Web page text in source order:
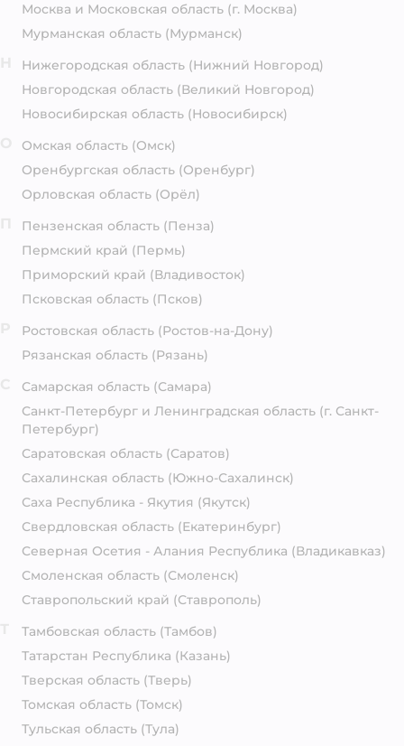
Москва и Московская область (г. Москва)
Мурманская область (Мурманск)
Нижегородская область (Нижний Новгород)
Новгородская область (Великий Новгород)
Новосибирская область (Новосибирск)
Омская область (Омск)
Оренбургская область (Оренбург)
Орловская область (Орёл)
Пензенская область (Пенза)
Пермский край (Пермь)
Приморский край (Владивосток)
Псковская область (Псков)
Ростовская область (Ростов-на-Дону)
Рязанская область (Рязань)
Самарская область (Самара)
Санкт-Петербург и Ленинградская область (г. Санкт-
Петербург)
Саратовская область (Саратов)
Сахалинская область (Южно-Сахалинск)
Саха Республика - Якутия (Якутск)
Свердловская область (Екатеринбург)
Северная Осетия - Алания Республика (Владикавказ)
Смоленская область (Смоленск)
Ставропольский край (Ставрополь)
Тамбовская область (Тамбов)
Татарстан Республика (Казань)
Тверская область (Тверь)
Томская область (Томск)
Тульская область (Тула)